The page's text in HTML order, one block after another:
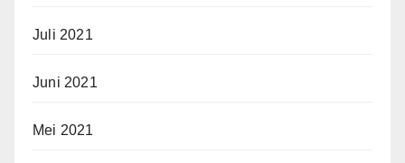
Juli 2021
Juni 2021
Mei 2021